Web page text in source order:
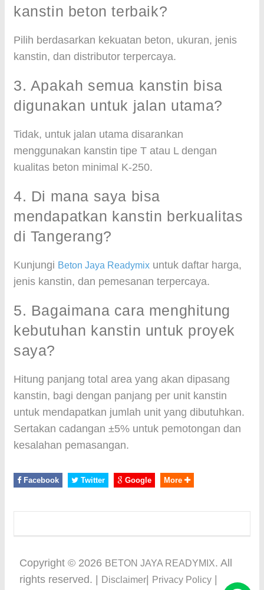
kanstin beton terbaik?
Pilih berdasarkan kekuatan beton, ukuran, jenis
kanstin, dan distributor terpercaya.
3. Apakah semua kanstin bisa
digunakan untuk jalan utama?
Tidak, untuk jalan utama disarankan
menggunakan kanstin tipe T atau L dengan
kualitas beton minimal K-250.
4. Di mana saya bisa
mendapatkan kanstin berkualitas
di Tangerang?
Kunjungi Beton Jaya Readymix untuk daftar harga,
jenis kanstin, dan pemesanan terpercaya.
5. Bagaimana cara menghitung
kebutuhan kanstin untuk proyek
saya?
Hitung panjang total area yang akan dipasang
kanstin, bagi dengan panjang per unit kanstin
untuk mendapatkan jumlah unit yang dibutuhkan.
Sertakan cadangan ±5% untuk pemotongan dan
kesalahan pemasangan.
Facebook Twitter Google More
Copyright © 2026 BETON JAYA READYMIX. All
rights reserved. |
Disclaimer Privacy Policy